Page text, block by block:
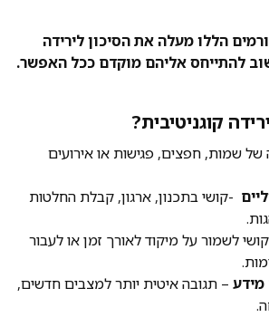
הללו מעלה את הסיכון לירידה
להתייחס אליהם מוקדם ככל האפשר.
קוגניטיבית?
שמות, חפצים, פגישות או אירועים
-קושי בתכנון, ארגון, קבלת החלטות
לשמור על מיקוד לאורך זמן או לעבור
מידע – תגובה איטית יותר למצבים חדשים,